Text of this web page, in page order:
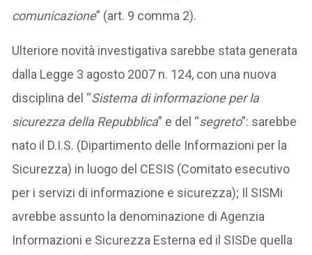
comunicazione” (art. 9 comma 2).
Ulteriore novità investigativa sarebbe stata generata
dalla Legge 3 agosto 2007 n. 124, con una nuova
disciplina del “Sistema di informazione per la
sicurezza della Repubblica” e del “segreto”: sarebbe
nato il D.I.S. (Dipartimento delle Informazioni per la
Sicurezza) in luogo del CESIS (Comitato esecutivo
per i servizi di informazione e sicurezza); Il SISMi
avrebbe assunto la denominazione di Agenzia
Informazioni e Sicurezza Esterna ed il SISDe quella